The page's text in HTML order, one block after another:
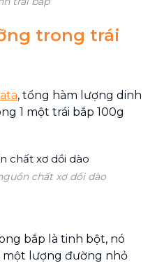
trong trái
, tổng hàm lượng dinh
1 một trái bắp 100g
chất xơ dồi dào
bắp là tinh bột, nó
một lượng đường nhỏ